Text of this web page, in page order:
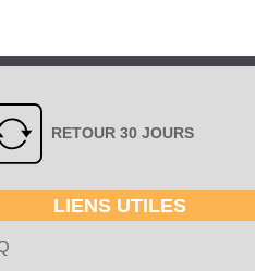
RETOUR 30 JOURS
LIENS UTILES